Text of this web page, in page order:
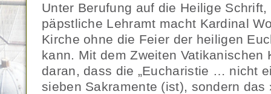
Unter Berufung auf die Heilige
päpstliche Lehramt macht Kardinal
Kirche ohne die Feier der heiligen
kann. Mit dem Zweiten Vatikanischen
daran, dass die „Eucharistie … nicht
sieben Sakramente (ist), sondern das